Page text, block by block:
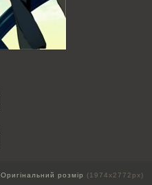
Оригінальний розмір (1974x2772px)